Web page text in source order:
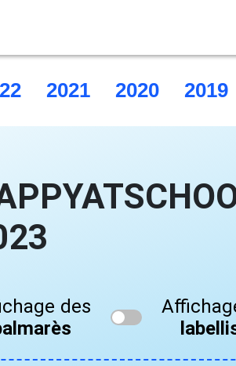
2021 2020 2019
des